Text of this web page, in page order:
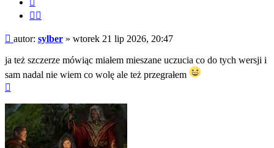
Post
autor: sylber » wtorek 21 lip 2026, 20:47
ja też szczerze mówiąc miałem mieszane uczucia co do tych wersji i
sam nadal nie wiem co wolę ale też przegrałem